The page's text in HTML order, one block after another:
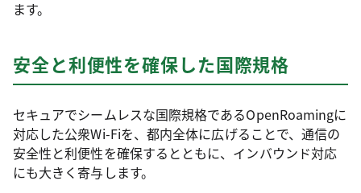
ます。
安全と利便性を確保した国際規格
セキュアでシームレスな国際規格であるOpenRoamingに
対応した公衆Wi-Fiを、都内全体に広げることで、通信の
安全性と利便性を確保するとともに、インバウンド対応
にも大きく寄与します。